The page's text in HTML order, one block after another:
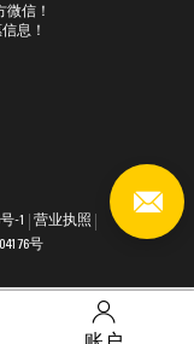
信！
息！
-1
营业执照
号